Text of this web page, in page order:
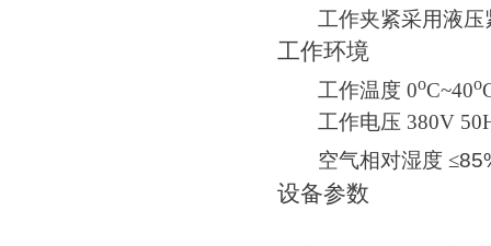
工作夹紧采用液压
工作环境
工作温度 0oC~40o
工作电压 380V
空气相对湿度 ≤
设备参数